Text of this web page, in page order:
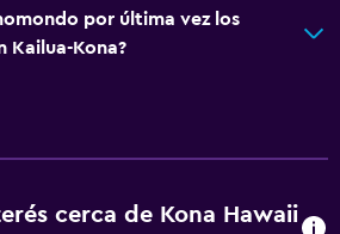
por última vez los
Kailua-Kona?
cerca de Kona Hawaii